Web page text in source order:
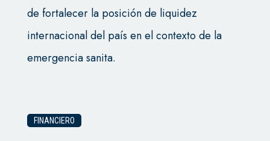
de fortalecer la posición de liquidez
internacional del país en el contexto de la
emergencia sanita.
FINANCIERO